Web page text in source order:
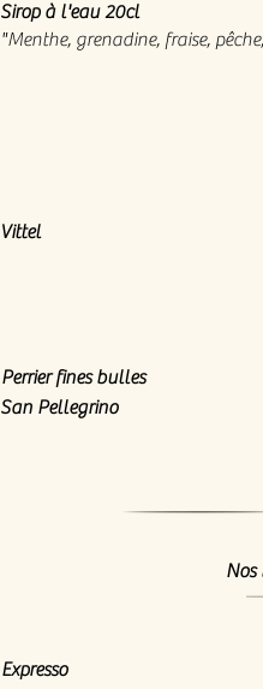
Sirop à l'eau 20cl
"Menthe, grenadine, fraise,
Vittel
Perrier fines bulles
San Pellegrino
Nos
Expresso